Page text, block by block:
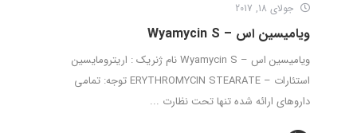
جولای 18, 2017
ویامیسین اس – Wyamycin S
ویامیسین اس – Wyamycin S نام ژنریک : اریترومایسین
استئارات – ERYTHROMYCIN STEARATE توجه: تمامی
داروهای ارائه شده تنها تحت نظارت ...